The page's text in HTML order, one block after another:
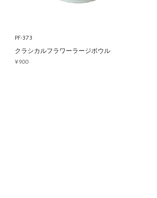
PF-373
クラシカルフラワーラージボウル
Price
¥900